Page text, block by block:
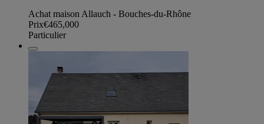
Achat maison Allauch - Bouches-du-Rhône
Prix€465,000
Particulier